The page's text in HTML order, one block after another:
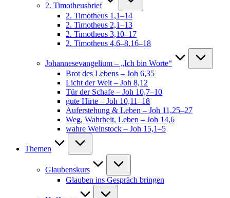
2. Timotheusbrief
2. Timotheus 1,1–14
2. Timotheus 2,1–13
2. Timotheus 3,10–17
2. Timotheus 4,6–8.16–18
Johannesevangelium – „Ich bin Worte“
Brot des Lebens – Joh 6,35
Licht der Welt – Joh 8,12
Tür der Schafe – Joh 10,7–10
gute Hirte – Joh 10,11–18
Auferstehung & Leben – Joh 11,25–27
Weg, Wahrheit, Leben – Joh 14,6
wahre Weinstock – Joh 15,1–5
Themen
Glaubenskurs
Glauben ins Gespräch bringen